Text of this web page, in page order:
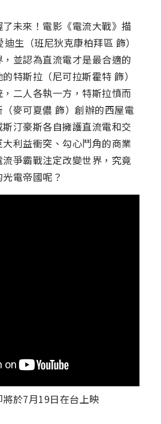
未來！電影《電流大戰》描
生（班尼狄克康柏拜區 飾）
並認為直流電才是最合適的
特斯拉（尼可拉斯霍特 飾）
二人各執一方，特斯拉憤而
麥可夏儂 飾）創辦的西屋電
汀豪斯各自擁護直流電和交
利益衝突、勾心鬥角的商業
爭霸戰注定改變世界，究竟
電帝國呢？
於7月19日在台上映